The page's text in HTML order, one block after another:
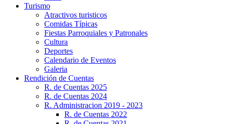
Turismo
Atractivos turisticos
Comidas Típicas
Fiestas Parroquiales y Patronales
Cultura
Deportes
Calendario de Eventos
Galeria
Rendición de Cuentas
R. de Cuentas 2025
R. de Cuentas 2024
R. Administracion 2019 - 2023
R. de Cuentas 2022